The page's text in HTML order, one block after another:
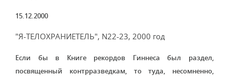
15.12.2000
"Я-ТЕЛОХРАНИЕТЕЛЬ", N22-23, 2000 год
Если бы в Книге рекордов Гиннеса был раздел,
посвященный контрразведкам, то туда, несомненно,